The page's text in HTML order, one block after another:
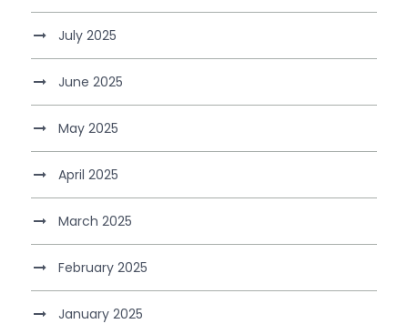
July 2025
June 2025
May 2025
April 2025
March 2025
February 2025
January 2025